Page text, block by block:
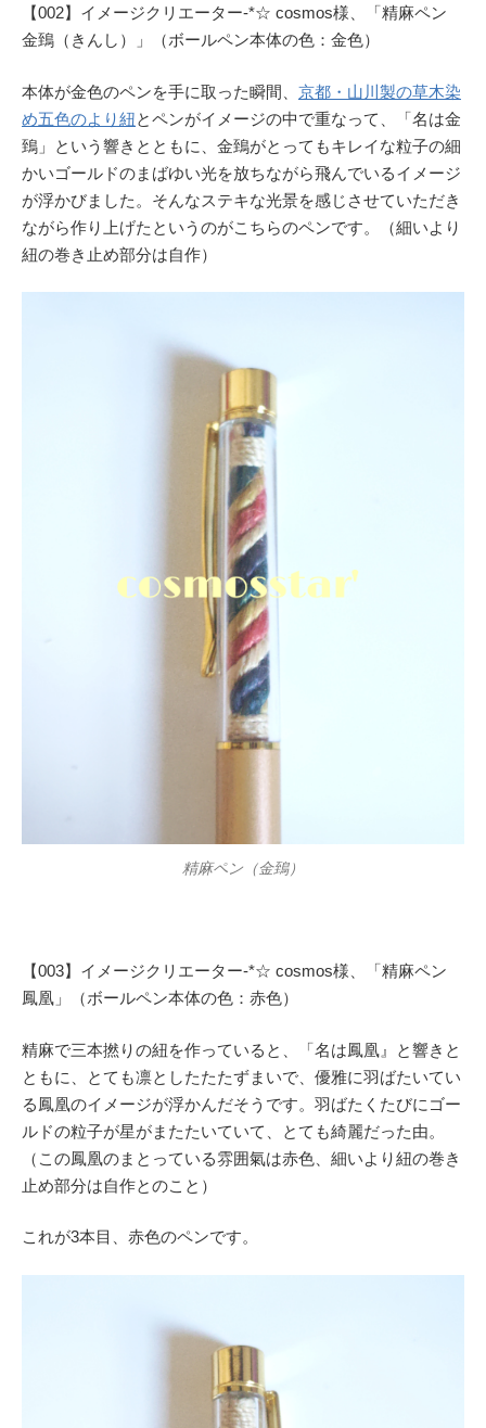
【002】イメージクリエーター-*☆ cosmos様、「精麻ペン
金鵄（きんし）」（ボールペン本体の色：金色）
本体が金色のペンを手に取った瞬間、 京都・山川製の草木染
め五色のより紐とペンがイメージの中で重なって、「名は金
鵄」という響きとともに、金鵄がとってもキレイな粒子の細
かいゴールドのまばゆい光を放ちながら飛んでいるイメージ
が浮かびました。そんなステキな光景を感じさせていただき
ながら作り上げたというのがこちらのペンです。（細いより
紐の巻き止め部分は自作）
精麻ペン（金鵄）
【003】イメージクリエーター-*☆ cosmos様、「精麻ペン
鳳凰」（ボールペン本体の色：赤色）
精麻で三本撚りの紐を作っていると、「名は鳳凰』と響きと
ともに、とても凛としたたたずまいで、優雅に羽ばたいてい
る鳳凰のイメージが浮かんだそうです。羽ばたくたびにゴー
ルドの粒子が星がまたたいていて、とても綺麗だった由。
（この鳳凰のまとっている雰囲氣は赤色、細いより紐の巻き
止め部分は自作とのこと）
これが3本目、赤色のペンです。